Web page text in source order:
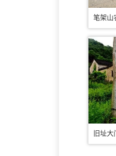
笔架山
旧址大